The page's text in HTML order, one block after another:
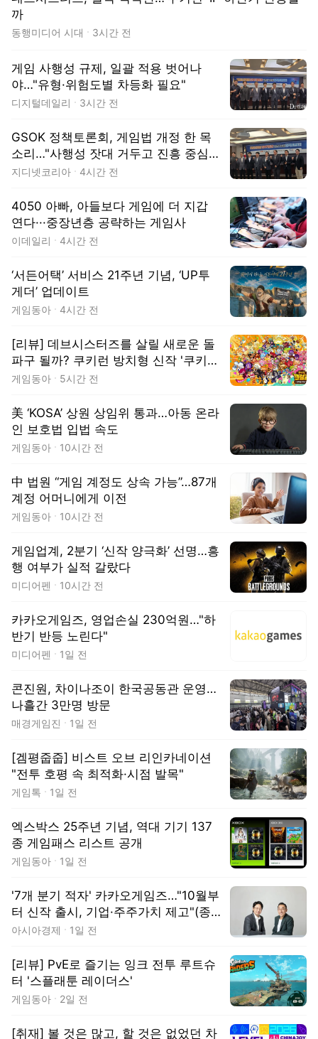
까
동행미디어 시대 3시간 전
게임 사행성 규제, 일괄 적용 벗어나
야…"유형·위험도별 차등화 필요"
디지털데일리 3시간 전
GSOK 정책토론회, 게임법 개정 한 목
소리…"사행성 잣대 거두고 진흥 중심으
로"
지디넷코리아 4시간 전
4050 아빠, 아들보다 게임에 더 지갑
연다···중장년층 공략하는 게임사
이데일리 4시간 전
‘서든어택’ 서비스 21주년 기념, ‘UP투
게더’ 업데이트
게임동아 4시간 전
[리뷰] 데브시스터즈를 살릴 새로운 돌
파구 될까? 쿠키런 방치형 신작 '쿠키런
크럼블'
게임동아 5시간 전
美 ‘KOSA’ 상원 상임위 통과…아동 온라
인 보호법 입법 속도
게임동아 10시간 전
中 법원 “게임 계정도 상속 가능”…87개
계정 어머니에게 이전
게임동아 10시간 전
게임업계, 2분기 ‘신작 양극화’ 선명…흥
행 여부가 실적 갈랐다
미디어펜 10시간 전
카카오게임즈, 영업손실 230억원…"하
반기 반등 노린다"
미디어펜 1일 전
콘진원, 차이나조이 한국공동관 운영…
나흘간 3만명 방문
매경게임진 1일 전
[겜평줍줍] 비스트 오브 리인카네이션
"전투 호평 속 최적화·시점 발목"
게임톡 1일 전
엑스박스 25주년 기념, 역대 기기 137
종 게임패스 리스트 공개
게임동아 1일 전
'7개 분기 적자' 카카오게임즈…"10월부
터 신작 출시, 기업·주주가치 제고"(종
합)
아시아경제 1일 전
[리뷰] PvE로 즐기는 잉크 전투 루트슈
터 '스플래툰 레이더스'
게임동아 2일 전
[취재] 볼 것은 많고, 할 것은 없었던 차